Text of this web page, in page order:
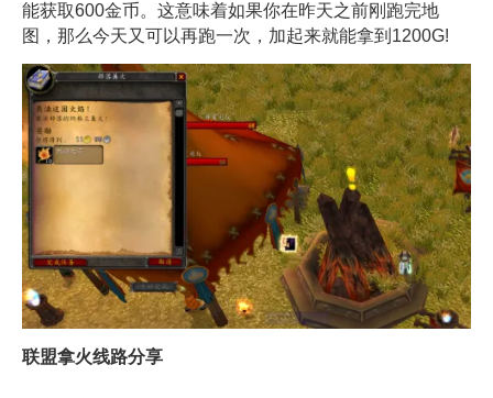
能获取600金币。这意味着如果你在昨天之前刚跑完地
图，那么今天又可以再跑一次，加起来就能拿到1200G!
联盟拿火线路分享